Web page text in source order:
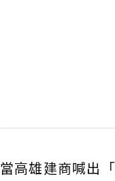
當高雄建商喊出